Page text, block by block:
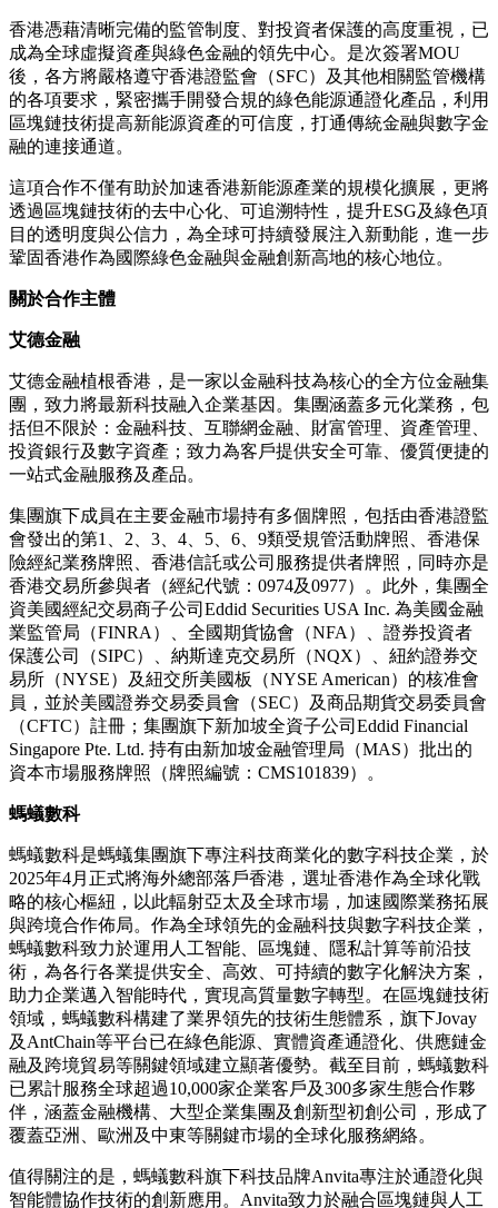
香港憑藉清晰完備的監管制度、對投資者保護的高度重視，已
成為全球虛擬資產與綠色金融的領先中心。是次簽署MOU
後，各方將嚴格遵守香港證監會（SFC）及其他相關監管機構
的各項要求，緊密攜手開發合規的綠色能源通證化產品，利用
區塊鏈技術提高新能源資產的可信度，打通傳統金融與數字金
融的連接通道。
這項合作不僅有助於加速香港新能源產業的規模化擴展，更將
透過區塊鏈技術的去中心化、可追溯特性，提升ESG及綠色項
目的透明度與公信力，為全球可持續發展注入新動能，進一步
鞏固香港作為國際綠色金融與金融創新高地的核心地位。
關於合作主體
艾德金融
艾德金融植根香港，是一家以金融科技為核心的全方位金融集
團，致力將最新科技融入企業基因。集團涵蓋多元化業務，包
括但不限於：金融科技、互聯網金融、財富管理、資產管理、
投資銀行及數字資產；致力為客戶提供安全可靠、優質便捷的
一站式金融服務及產品。
集團旗下成員在主要金融市場持有多個牌照，包括由香港證監
會發出的第1、2、3、4、5、6、9類受規管活動牌照、香港保
險經紀業務牌照、香港信託或公司服務提供者牌照，同時亦是
香港交易所參與者（經紀代號：0974及0977）。此外，集團全
資美國經紀交易商子公司Eddid Securities USA Inc. 為美國金融
業監管局（FINRA）、全國期貨協會（NFA）、證券投資者
保護公司（SIPC）、納斯達克交易所（NQX）、紐約證券交
易所（NYSE）及紐交所美國板（NYSE American）的核准會
員，並於美國證券交易委員會（SEC）及商品期貨交易委員會
（CFTC）註冊；集團旗下新加坡全資子公司Eddid Financial
Singapore Pte. Ltd. 持有由新加坡金融管理局（MAS）批出的
資本市場服務牌照（牌照編號：CMS101839）。
螞蟻數科
螞蟻數科是螞蟻集團旗下專注科技商業化的數字科技企業，於
2025年4月正式將海外總部落戶香港，選址香港作為全球化戰
略的核心樞紐，以此輻射亞太及全球市場，加速國際業務拓展
與跨境合作佈局。作為全球領先的金融科技與數字科技企業，
螞蟻數科致力於運用人工智能、區塊鏈、隱私計算等前沿技
術，為各行各業提供安全、高效、可持續的數字化解決方案，
助力企業邁入智能時代，實現高質量數字轉型。在區塊鏈技術
領域，螞蟻數科構建了業界領先的技術生態體系，旗下Jovay
及AntChain等平台已在綠色能源、實體資產通證化、供應鏈金
融及跨境貿易等關鍵領域建立顯著優勢。截至目前，螞蟻數科
已累計服務全球超過10,000家企業客戶及300多家生態合作夥
伴，涵蓋金融機構、大型企業集團及創新型初創公司，形成了
覆蓋亞洲、歐洲及中東等關鍵市場的全球化服務網絡。
值得關注的是，螞蟻數科旗下科技品牌Anvita專注於通證化與
智能體協作技術的創新應用。Anvita致力於融合區塊鏈與人工